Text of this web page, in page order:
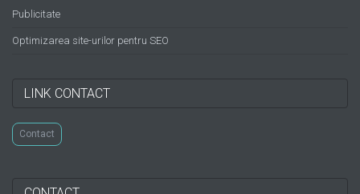
Publicitate
Optimizarea site-urilor pentru SEO
LINK CONTACT
Contact